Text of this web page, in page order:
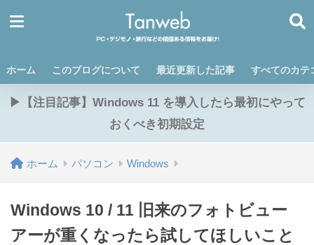
ホーム このブログについて 最近更新した記事 すべてのカテ
▶【注目記事】Windows 11 を導入したら最初にやって
おくべき初期設定
ホーム パソコン Windows
Windows 10 / 11 旧来のフォトビュー
アーが重くなったら試してほしいこと